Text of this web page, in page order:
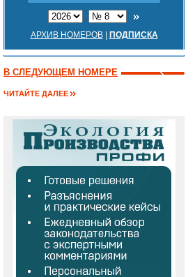
АРХИВ НОМЕРОВ| ПОДПИСКА
В СЛЕДУЮЩЕМ НОМЕРЕ
ЧИТАЙТЕ ДАЛЕЕ